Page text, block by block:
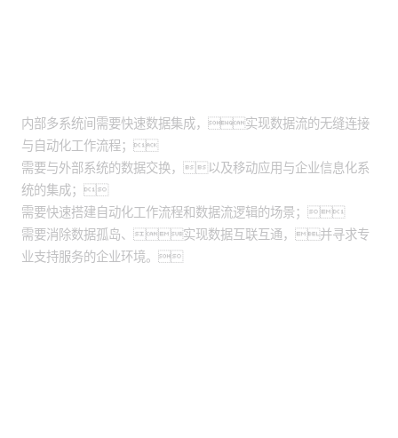
内部多系统间需要快速数据集成，实现数据流的无缝连接
与自动化工作流程；
需要与外部系统的数据交换，以及移动应用与企业信息化系
统的集成；
需要快速搭建自动化工作流程和数据流逻辑的场景；
需要消除数据孤岛、实现数据互联互通，并寻求专
业支持服务的企业环境。